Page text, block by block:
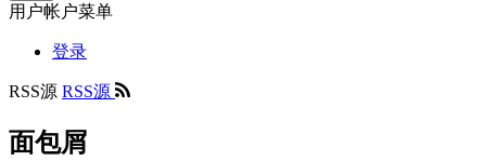
用户帐户菜单
登录
RSS源 RSS源
面包屑